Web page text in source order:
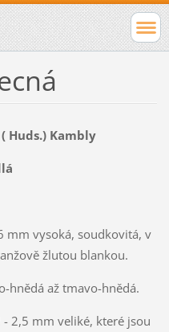
Huds.) Kambly
mm vysoká, soudkovitá, v
žlutou blankou.
hnědá až tmavo-hnědá.
2,5 mm veliké, které jsou